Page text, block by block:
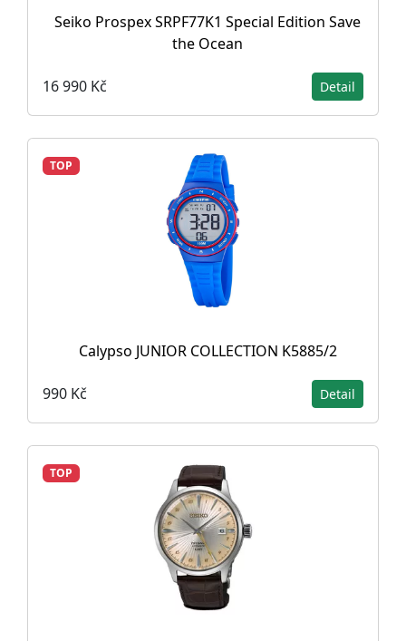
Seiko Prospex SRPF77K1 Special Edition Save
the Ocean
16 990 Kč Detail
TOP
Calypso JUNIOR COLLECTION K5885/2
990 Kč Detail
TOP